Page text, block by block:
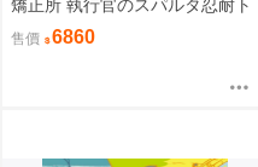
矯正所 執行官のスパルタ忍耐ト
レーニング 4kg重量級 優品 / 優
品即戰力組合 疾風雷神
售價 6860